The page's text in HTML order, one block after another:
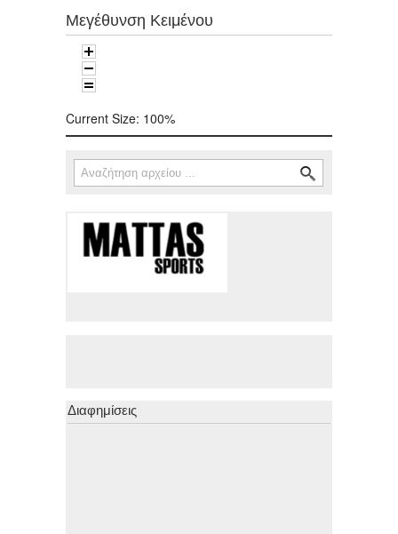
Μεγέθυνση Κειμένου
Current Size: 100%
Φόρμα αναζήτησης
Αναζήτηση
Διαφημίσεις